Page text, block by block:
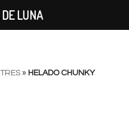
» HELADO CHUNKY
LUNA